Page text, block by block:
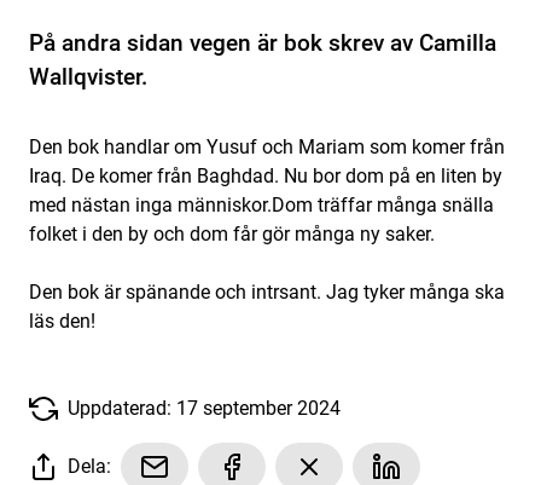
På andra sidan vegen är bok skrev av Camilla
Wallqvister.
Den bok handlar om Yusuf och Mariam som komer från
Iraq. De komer från Baghdad. Nu bor dom på en liten by
med nästan inga människor.Dom träffar många snälla
folket i den by och dom får gör många ny saker.
Den bok är spänande och intrsant. Jag tyker många ska
läs den!
Uppdaterad: 17 september 2024
Dela: